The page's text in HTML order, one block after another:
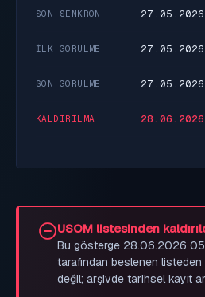
SON SENKRON
İLK GÖRÜLME
SON GÖRÜLME
KALDIRILMA
USOM listesinden
Bu gösterge 28.06.2026
tarafından beslenen listeden
değil; arşivde tarihsel kayıt